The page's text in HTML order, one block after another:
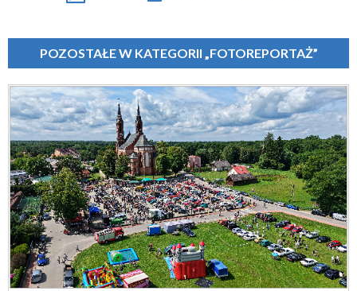
POZOSTAŁE W KATEGORII „FOTOREPORTAŻ”